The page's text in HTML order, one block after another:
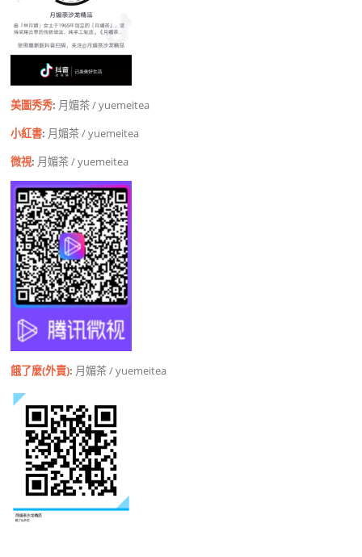
美圖秀秀: 月媚茶 / yuemeitea
小紅書: 月媚茶 / yuemeitea
微視: 月媚茶 / yuemeitea
餓了麼(外賣): 月媚茶 / yuemeitea